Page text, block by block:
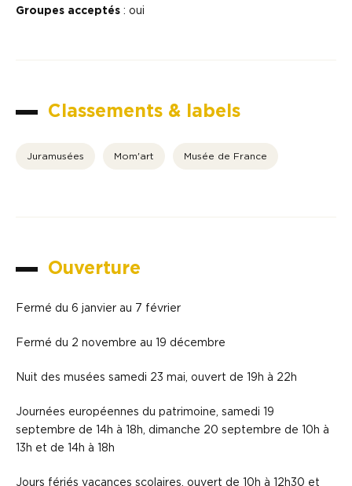
Groupes acceptés : oui
Classements & labels
Juramusées Mom'art Musée de France
Ouverture
Fermé du 6 janvier au 7 février
Fermé du 2 novembre au 19 décembre
Nuit des musées samedi 23 mai, ouvert de 19h à 22h
Journées européennes du patrimoine, samedi 19
septembre de 14h à 18h, dimanche 20 septembre de 10h à
13h et de 14h à 18h
Jours fériés vacances scolaires, ouvert de 10h à 12h30 et